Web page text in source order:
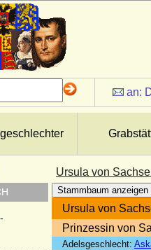
an:
Ursula von
Stammbaum anzeigen
Ursula von
Prinzessin von
Adelsgeschlecht: